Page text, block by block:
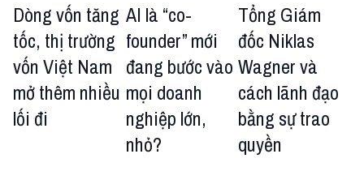
Dòng vốn tăng
tốc, thị trường
vốn Việt Nam
mở thêm nhiều
lối đi
AI là “co-
founder” mới
đang bước vào
mọi doanh
nghiệp lớn,
nhỏ?
Tổng Giám
đốc Niklas
Wagner và
cách lãnh đạo
bằng sự trao
quyền